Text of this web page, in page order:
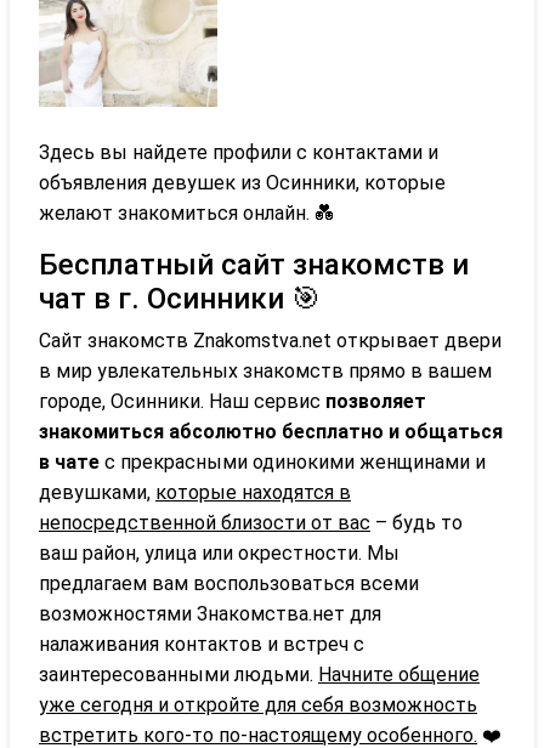
Здесь вы найдете профили с контактами и
объявления девушек из Осинники, которые
желают знакомиться онлайн. 💑
Бесплатный сайт знакомств и
чат в г. Осинники 🎯
Сайт знакомств Znakomstva.net открывает двери
в мир увлекательных знакомств прямо в вашем
городе, Осинники. Наш сервис позволяет
знакомиться абсолютно бесплатно и общаться
в чате с прекрасными одинокими женщинами и
девушками, которые находятся в
непосредственной близости от вас – будь то
ваш район, улица или окрестности. Мы
предлагаем вам воспользоваться всеми
возможностями Знакомства.нет для
налаживания контактов и встреч с
заинтересованными людьми. Начните общение
уже сегодня и откройте для себя возможность
встретить кого-то по-настоящему особенного. ❤️